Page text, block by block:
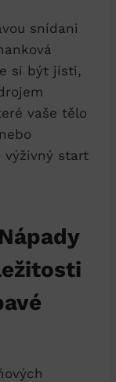
snídani
si být jisti,
vaše tělo
výživný start